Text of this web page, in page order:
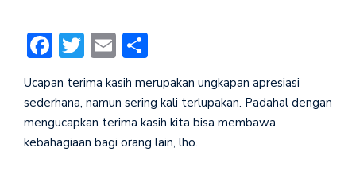
Facebook
Twitter
Email
Ucapan terima kasih merupakan ungkapan apresiasi
sederhana, namun sering kali terlupakan. Padahal dengan
mengucapkan terima kasih kita bisa membawa
kebahagiaan bagi orang lain, lho.